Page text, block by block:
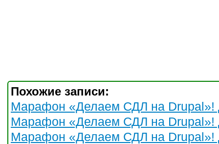
Похожие записи:
Марафон «Делаем СДЛ на Drupal»!
Марафон «Делаем СДЛ на Drupal»!
Марафон «Делаем СДЛ на Drupal»!